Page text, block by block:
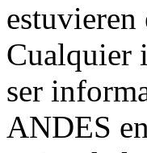
estuvieren
Cualquier
ser
ANDES